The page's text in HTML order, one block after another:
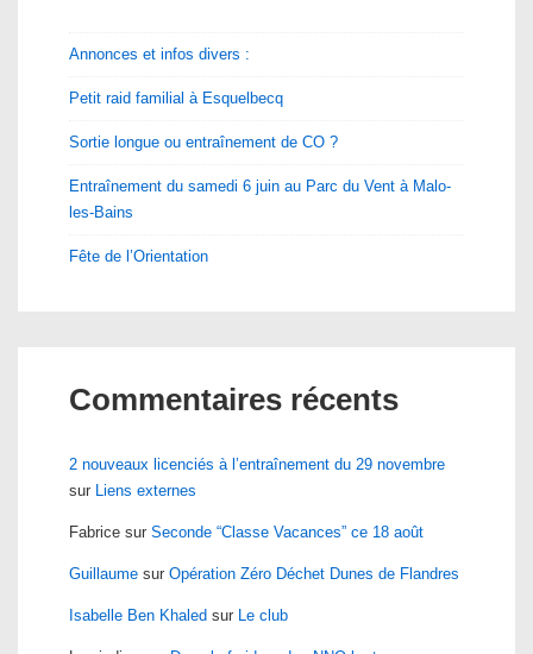
Annonces et infos divers :
Petit raid familial à Esquelbecq
Sortie longue ou entraînement de CO ?
Entraînement du samedi 6 juin au Parc du Vent à Malo-
les-Bains
Fête de l’Orientation
Commentaires récents
2 nouveaux licenciés à l’entraînement du 29 novembre
sur Liens externes
Fabrice sur Seconde “Classe Vacances” ce 18 août
Guillaume sur Opération Zéro Déchet Dunes de Flandres
Isabelle Ben Khaled sur Le club